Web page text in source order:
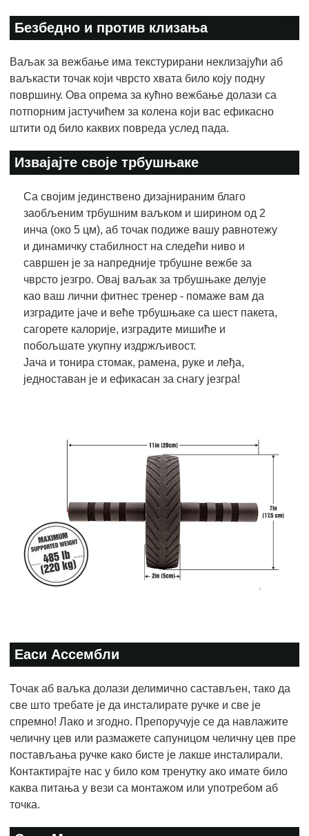
Безбедно и против клизања
Ваљак за вежбање има текстурирани неклизајући аб
ваљкасти точак који чврсто хвата било коју подну
површину. Ова опрема за кућно вежбање долази са
потпорним јастучићем за колена који вас ефикасно
штити од било каквих повреда услед пада.
Извајајте своје трбушњаке
Са својим јединствено дизајнираним благо
заобљеним трбушним ваљком и ширином од 2
инча (око 5 цм), аб точак подиже вашу равнотежу
и динамичку стабилност на следећи ниво и
савршен је за напредније трбушне вежбе за
чврсто језгро. Овај ваљак за трбушњаке делује
као ваш лични фитнес тренер - помаже вам да
изградите јаче и веће трбушњаке са шест пакета,
сагорете калорије, изградите мишиће и
побољшате укупну издржљивост.
Јача и тонира стомак, рамена, руке и леђа,
једноставан је и ефикасан за снагу језгра!
Еаси Ассембли
Точак аб ваљка долази делимично састављен, тако да
све што требате је да инсталирате ручке и све је
спремно! Лако и згодно. Препоручује се да навлажите
челичну цев или размажете сапуницом челичну цев пре
постављања ручке како бисте је лакше инсталирали.
Контактирајте нас у било ком тренутку ако имате било
каква питања у вези са монтажом или употребом аб
точка.